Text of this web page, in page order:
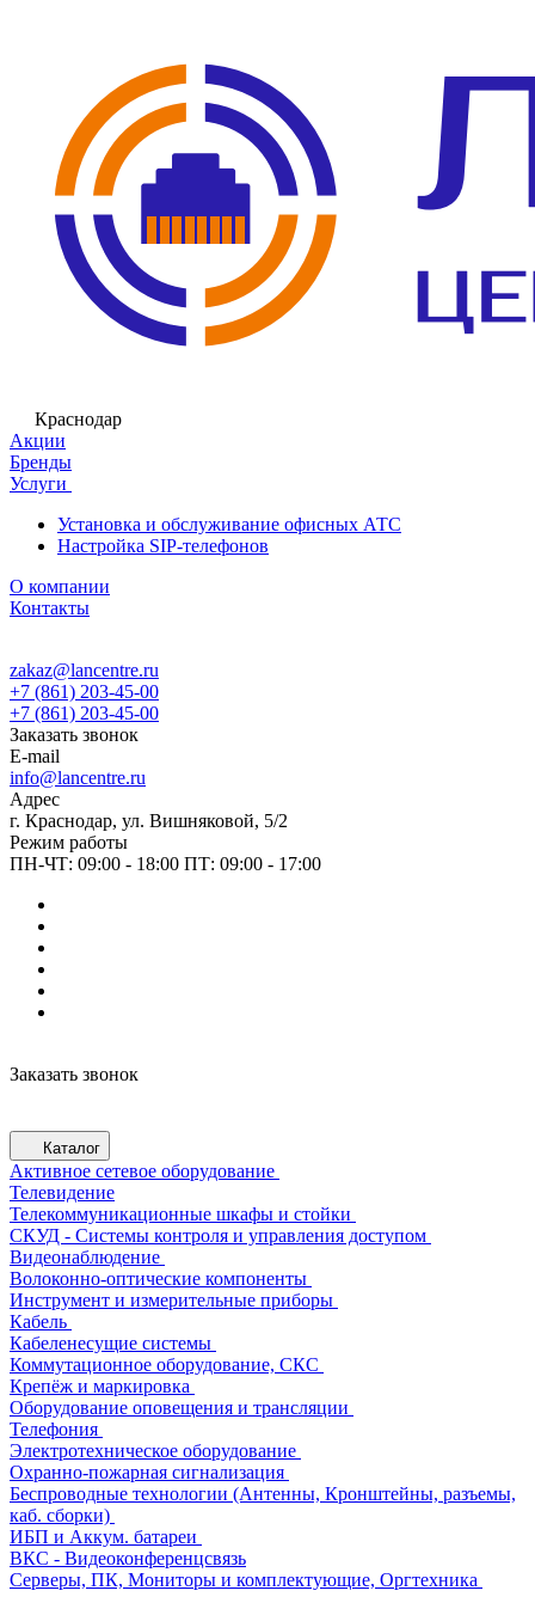
Краснодар
Акции
Бренды
Услуги
Установка и обслуживание офисных АТС
Настройка SIP-телефонов
О компании
Контакты
zakaz@lancentre.ru
+7 (861) 203-45-00
+7 (861) 203-45-00
Заказать звонок
E-mail
info@lancentre.ru
Адрес
г. Краснодар, ул. Вишняковой, 5/2
Режим работы
ПН-ЧТ: 09:00 - 18:00 ПТ: 09:00 - 17:00
Заказать звонок
Каталог
Активное сетевое оборудование
Телевидение
Телекоммуникационные шкафы и стойки
СКУД - Системы контроля и управления доступом
Видеонаблюдение
Волоконно-оптические компоненты
Инструмент и измерительные приборы
Кабель
Кабеленесущие системы
Коммутационное оборудование, СКС
Крепёж и маркировка
Оборудование оповещения и трансляции
Телефония
Электротехническое оборудование
Охранно-пожарная сигнализация
Беспроводные технологии (Антенны, Кронштейны, разъемы,
каб. сборки)
ИБП и Аккум. батареи
ВКС - Видеоконференцсвязь
Серверы, ПК, Мониторы и комплектующие, Оргтехника